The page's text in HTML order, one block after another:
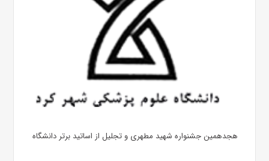
هجدهمین جشنواره شهید مطهری و تجلیل از اساتید برتر دانشگاه